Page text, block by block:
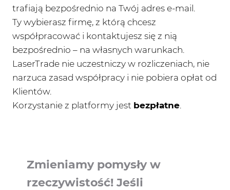
trafiają bezpośrednio na Twój adres e-mail.
Ty wybierasz firmę, z którą chcesz
współpracować i kontaktujesz się z nią
bezpośrednio – na własnych warunkach.
LaserTrade nie uczestniczy w rozliczeniach, nie
narzuca zasad współpracy i nie pobiera opłat od
Klientów.
Korzystanie z platformy jest bezpłatne.
Zmieniamy pomysły w
rzeczywistość! Jeśli